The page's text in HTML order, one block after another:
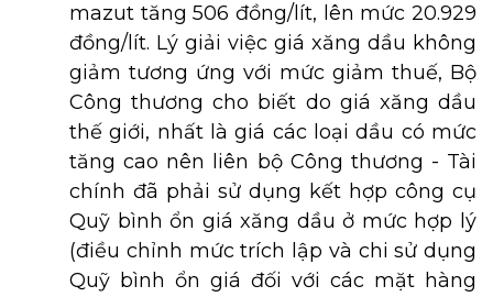
mazut tăng 506 đồng/lít, lên mức 20.929
đồng/lít. Lý giải việc giá xăng dầu không
giảm tương ứng với mức giảm thuế, Bộ
Công thương cho biết do giá xăng dầu
thế giới, nhất là giá các loại dầu có mức
tăng cao nên liên bộ Công thương - Tài
chính đã phải sử dụng kết hợp công cụ
Quỹ bình ổn giá xăng dầu ở mức hợp lý
(điều chỉnh mức trích lập và chi sử dụng
Quỹ bình ổn giá đối với các mặt hàng